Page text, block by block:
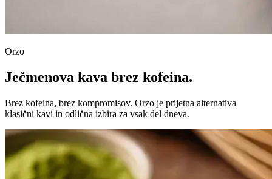
Orzo
Ječmenova kava brez kofeina.
Brez kofeina, brez kompromisov. Orzo je prijetna alternativa
klasični kavi in odlična izbira za vsak del dneva.